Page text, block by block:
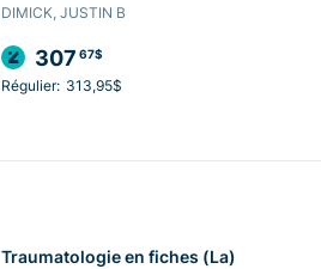
DIMICK, JUSTIN B
307 67$
Régulier: 313,95$
Traumatologie en fiches (La)